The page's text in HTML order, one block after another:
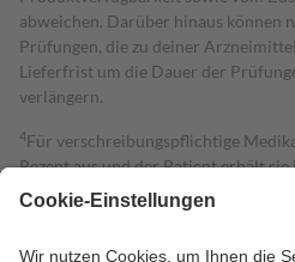
abweichen. Darüber hinaus können
Prüfungen, die zu deiner
Lieferfrist um die Dauer der
verlängern.
4Für verschreibungspflichtige
Rezept aus und der Patient erhält
gesetzliche Krankenversicherung
Kosten dafür, der Versicherte trägt